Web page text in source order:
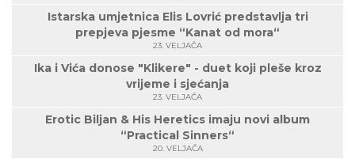
Istarska umjetnica Elis Lovrić predstavlja tri
prepjeva pjesme “Kanat od mora“
23. VELJAČA
Ika i Vića donose "Klikere" - duet koji pleše kroz
vrijeme i sjećanja
23. VELJAČA
Erotic Biljan & His Heretics imaju novi album
“Practical Sinners“
20. VELJAČA